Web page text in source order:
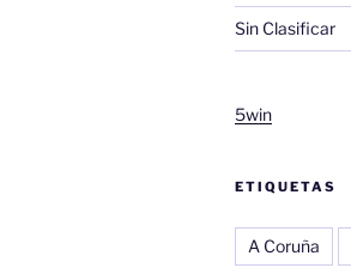
Sin Clasificar
5win
ETIQUETAS
A Coruña